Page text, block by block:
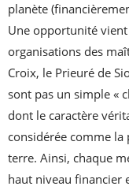
planète
Une opportunité
organisations des
Croix, le Prieuré de
sont pas un simple «
dont le caractère
considérée comme la
terre. Ainsi, chaque
haut niveau financier